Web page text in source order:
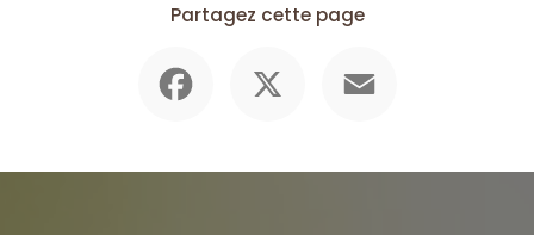
Partagez cette page